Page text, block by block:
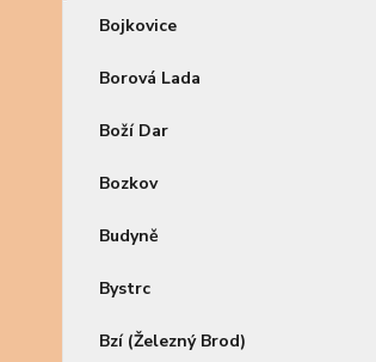
Bojkovice
Borová Lada
Boží Dar
Bozkov
Budyně
Bystrc
Bzí (Železný Brod)